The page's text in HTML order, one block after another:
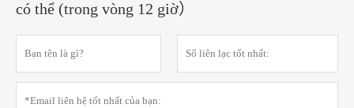
có thể (trong vòng 12 giờ）